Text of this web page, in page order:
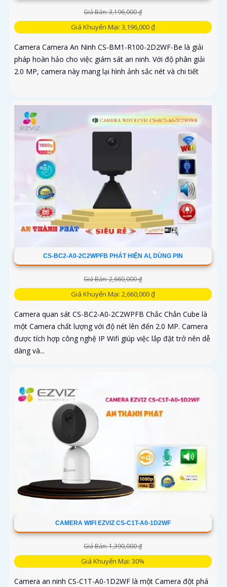
Giá Bán: 3,196,000 ₫
Giá Khuyến Mại: 3,196,000 ₫
Camera Camera An Ninh CS-BM1-R100-2D2WF-Be là giải
pháp hoàn hảo cho việc giám sát an ninh. Với độ phân giải
2.0 MP, camera này mang lại hình ảnh sắc nét và chi tiết
CS-BC2-A0-2C2WPFB PHÁT HIỆN AI, DÙNG PIN
Giá Bán: 2,660,000 ₫
Giá Khuyến Mại: 2,660,000 ₫
Camera quan sát CS-BC2-A0-2C2WPFB Chắc Chắn Cube là
một Camera chất lượng với độ nét lên đến 2.0 MP. Camera
được tích hợp công nghệ IP Wifi giúp việc lắp đặt trở nên dễ
dàng và...
CAMERA WIFI EZVIZ CS-C1T-A0-1D2WF
Giá Bán: 1,390,000 ₫
Giá Khuyến Mại: 30%
Camera an ninh CS-C1T-A0-1D2WF là một Camera đột phá